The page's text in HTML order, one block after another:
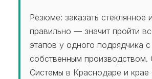
Резюме: заказать стеклянное
правильно — значит пройти
этапов у одного подрядчика с
собственным производством.
Системы в Краснодаре и крае